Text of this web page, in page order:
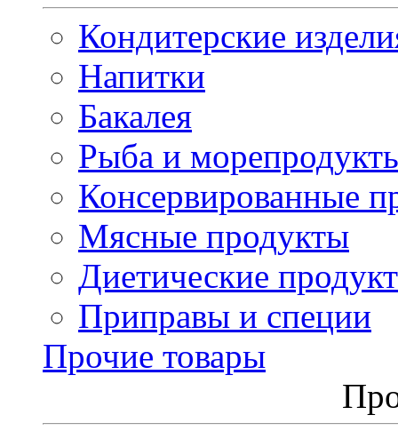
Кондитерские
Напитки
Бакалея
Рыба и
Консервированные
Мясные продукты
Диетические
Приправы и специи
Прочие товары